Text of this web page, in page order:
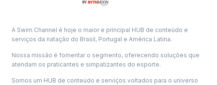
A Swim Channel é hoje o maior e principal HUB de conteúdo e
serviços da natação do Brasil, Portugal e América Latina.
Nossa missão é fomentar o segmento, oferecendo soluções que
atendam os praticantes e simpatizantes do esporte.
Somos um HUB de conteúdo e serviços voltados para o universo